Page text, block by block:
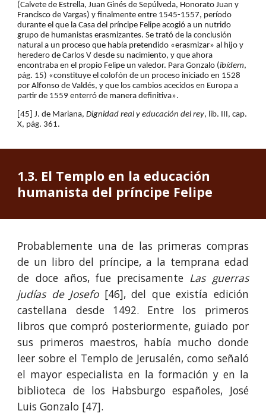
(Calvete de Estrella, Juan Ginés de Sepúlveda, Honorato Juan y
Francisco de Vargas) y finalmente entre 1545-1557, período
durante el que la Casa del príncipe Felipe acogió a un nutrido
grupo de humanistas erasmizantes. Se trató de la conclusión
natural a un proceso que había pretendido «erasmizar» al hijo y
heredero de Carlos V desde su nacimiento, y que ahora
encontraba en el propio Felipe un valedor. Para Gonzalo (ibídem,
pág. 15) «constituye el colofón de un proceso iniciado en 1528
por Alfonso de Valdés, y que los cambios acecidos en Europa a
partir de 1559 enterró de manera definitiva».
[45 ] J. de Mariana, Dignidad real y educación del rey, lib. III, cap.
X, pág. 361.
1.3. El Templo en la educación
humanista del príncipe Felipe
Probablemente una de las primeras compras
de un libro del príncipe, a la temprana edad
de doce años, fue pre­ci­sa­men­te Las guerras
judías de Josefo[46], del que existía edición
castellana desde 1492. Entre los primeros
libros que compró posteriormente, guiado por
sus primeros maestros, había mucho donde
leer sobre el Templo de Jerusalén, como señaló
el mayor especialista en la formación y en la
biblioteca de los Habsburgo españoles, José
Luis Gonzalo [47].